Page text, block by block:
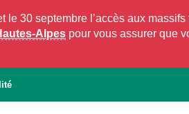
30 septembre l’accès aux
Alpes pour vous assurer que